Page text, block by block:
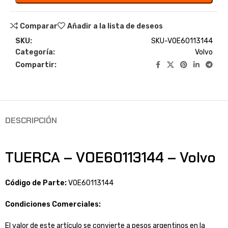
Comparar
Añadir a la lista de deseos
SKU:
SKU-VOE60113144
Categoría:
Volvo
Compartir:
DESCRIPCIÓN
TUERCA – VOE60113144 – Volvo
Código de Parte:VOE60113144
Condiciones Comerciales:
El valor de este artículo se convierte a pesos argentinos en la